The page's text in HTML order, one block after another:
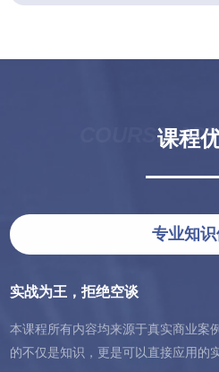
COURSE课程
专业知
实战为王，拒绝空谈
本课程所有内容均来源于真实商业案
的不仅是知识，更是可以直接应用的